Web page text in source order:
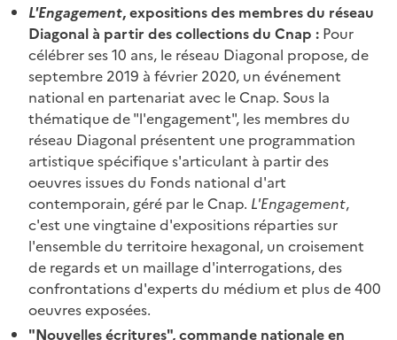
L'Engagement, expositions des membres du réseau
Diagonal à partir des collections du Cnap : Pour
célébrer ses 10 ans, le réseau Diagonal propose, de
septembre 2019 à février 2020, un événement
national en partenariat avec le Cnap. Sous la
thématique de "l'engagement", les membres du
réseau Diagonal présentent une programmation
artistique spécifique s'articulant à partir des
oeuvres issues du Fonds national d'art
contemporain, géré par le Cnap. L'Engagement,
c'est une vingtaine d'expositions réparties sur
l'ensemble du territoire hexagonal, un croisement
de regards et un maillage d'interrogations, des
confrontations d'experts du médium et plus de 400
oeuvres exposées.
"Nouvelles écritures", commande nationale en